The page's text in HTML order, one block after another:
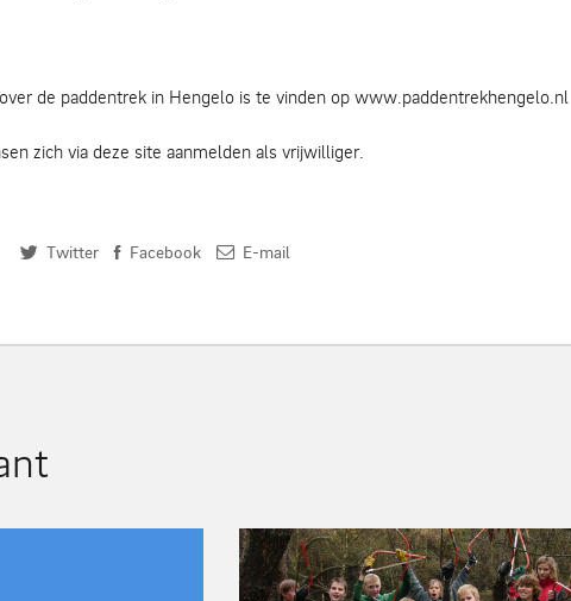
de paddentrek in Hengelo is te vinden op www.paddentrekhengelo.nl
zich via deze site aanmelden als vrijwilliger.
Twitter Facebook E-mail